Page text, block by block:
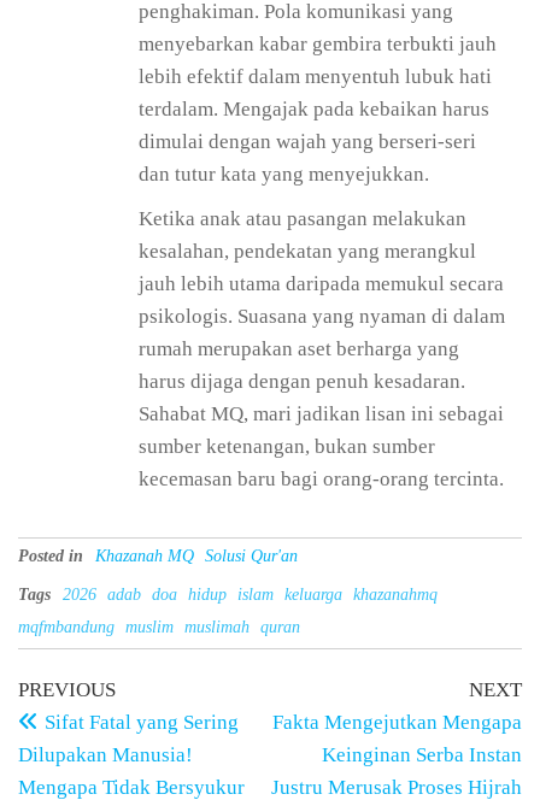
penghakiman. Pola komunikasi yang
menyebarkan kabar gembira terbukti jauh
lebih efektif dalam menyentuh lubuk hati
terdalam. Mengajak pada kebaikan harus
dimulai dengan wajah yang berseri-seri
dan tutur kata yang menyejukkan.
Ketika anak atau pasangan melakukan
kesalahan, pendekatan yang merangkul
jauh lebih utama daripada memukul secara
psikologis. Suasana yang nyaman di dalam
rumah merupakan aset berharga yang
harus dijaga dengan penuh kesadaran.
Sahabat MQ, mari jadikan lisan ini sebagai
sumber ketenangan, bukan sumber
kecemasan baru bagi orang-orang tercinta.
Posted in Khazanah MQ Solusi Qur'an
Tags 2026 adab doa hidup islam keluarga khazanahmq
mqfmbandung muslim muslimah quran
PREVIOUS
Sifat Fatal yang Sering
Dilupakan Manusia!
Mengapa Tidak Bersyukur
NEXT
Fakta Mengejutkan Mengapa
Keinginan Serba Instan
Justru Merusak Proses Hijrah